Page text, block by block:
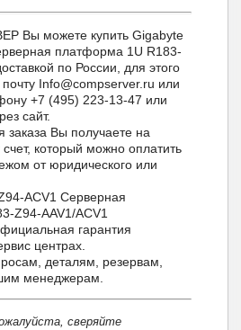
Вы можете купить Gigabyte
платформа 1U R183-
по России, для этого
Info@compserver.ru или
+7 (495) 223-13-47 или
сайт.
Вы получаете на
который можно оплатить
от юридического или
ACV1 Серверная
Z94-AAV1/ACV1
гарантия
центрах.
деталям, резервам,
менеджерам.
сверяйте